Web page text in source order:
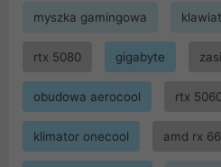
myszka gamingowa
rtx 5080 gigabyte
obudowa aerocool rtx
klimator onecool amd rx